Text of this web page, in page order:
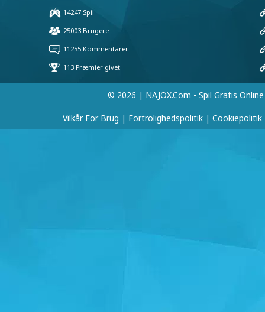
© 2026 | NAJOX.com - Spil Gratis Online
Vilkår For Brug | Fortrolighedspolitik| Cookiepolitik